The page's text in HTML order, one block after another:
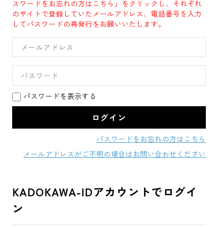
スワードをお忘れの方はこちら」をクリックし、それぞれ
のサイトで登録していたメールアドレス、電話番号を入力
してパスワードの再発行をお願いいたします。
パスワードを表示する
パスワードをお忘れの方はこちら
メールアドレスがご不明の場合はお問い合わせください
KADOKAWA-IDアカウントでログイ
ン